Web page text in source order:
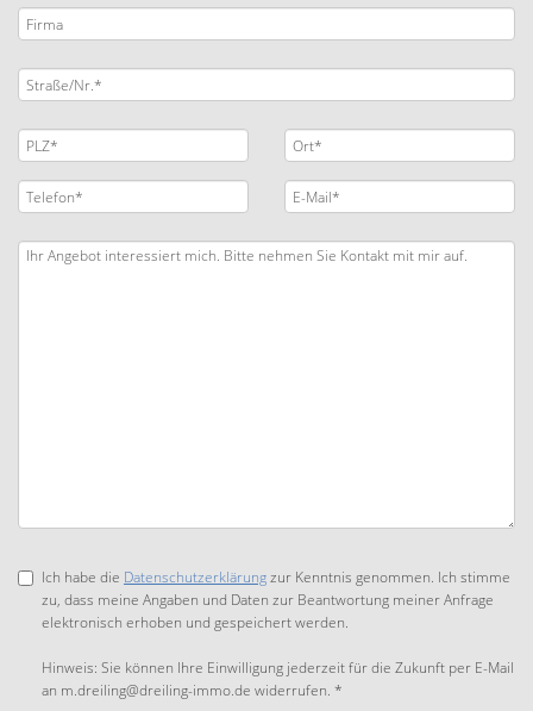
Ich habe die Datenschutzerklärungzur Kenntnis genommen. Ich stimme
zu, dass meine Angaben und Daten zur Beantwortung meiner Anfrage
elektronisch erhoben und gespeichert werden.
Hinweis: Sie können Ihre Einwilligung jederzeit für die Zukunft per E-Mail
an m.dreiling@dreiling-immo.de widerrufen. *